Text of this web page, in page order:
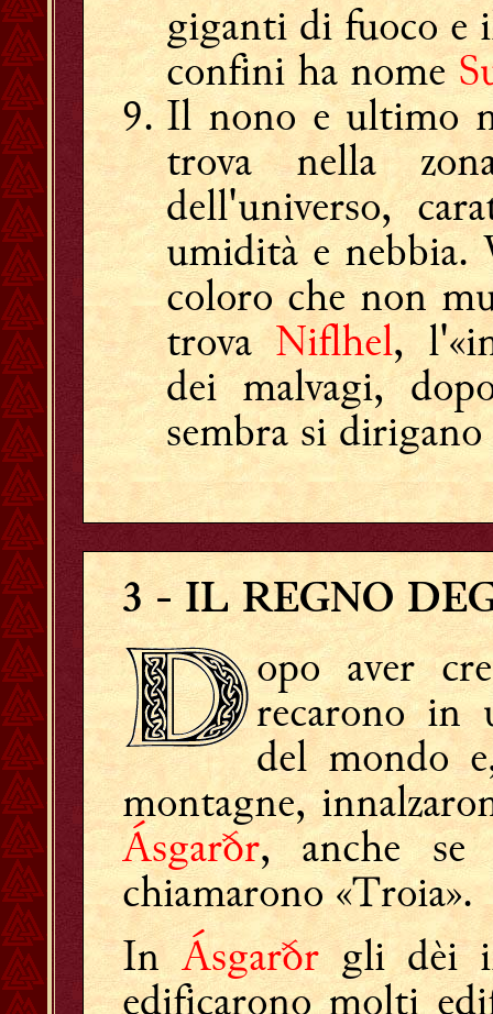
giganti di fuoco e
confini ha nome
Il nono e ultimo
trova nella
dell'universo,
umidità e nebbia.
coloro che non
trovaNiflhel,
dei malvagi,
sembra si
3- IL REGNO
opo aver
recarono in
del mondo
montagne,
Ásgarðr, anche
chiamarono «Troia».
InÁsgarðrgli dèi
edificarono molti